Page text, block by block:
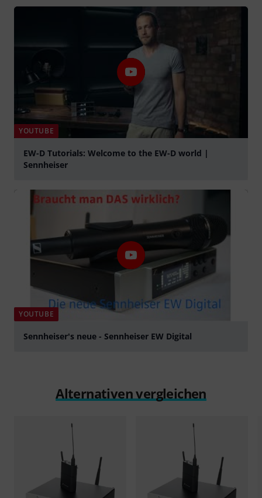
YOUTUBE
EW-D Tutorials: Welcome to the EW-D world |
Sennheiser
YOUTUBE
Sennheiser's neue - Sennheiser EW Digital
Alternativen vergleichen